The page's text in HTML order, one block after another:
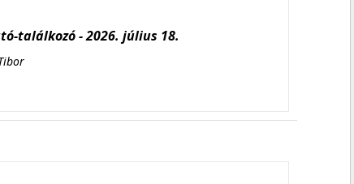
találkozó - 2026. július 18.